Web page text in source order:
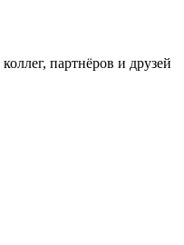
партнёров и друзей